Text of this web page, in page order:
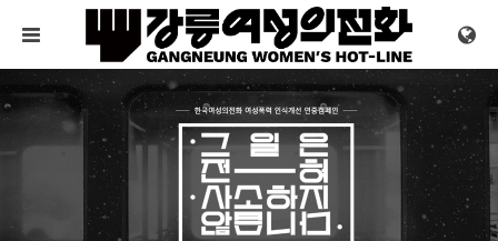
메뉴 건너뛰기